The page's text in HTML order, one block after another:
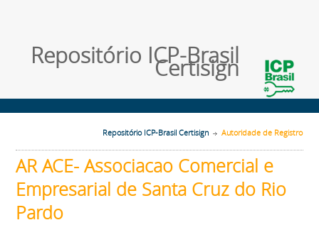
Repositório ICP-Brasil
Certisign
Repositório ICP-Brasil Certisign Autoridade de Registro
AR ACE- Associacao Comercial e
Empresarial de Santa Cruz do Rio
Pardo